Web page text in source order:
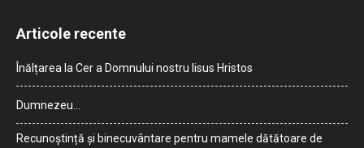
Articole recente
Înălțarea la Cer a Domnului nostru Iisus Hristos
Dumnezeu…
Recunoștință și binecuvântare pentru mamele dătătoare de